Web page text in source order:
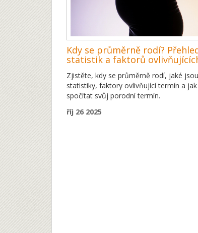
Kdy se průměrně rodí?
statistik a faktorů
Zjistěte, kdy se průměrně rodí, jaké
statistiky, faktory ovlivňující termín a
spočítat svůj porodní termín.
říj 26 2025